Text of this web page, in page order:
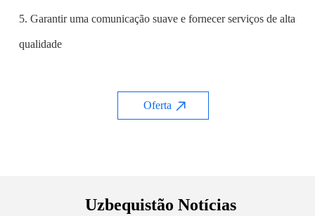
5. Garantir uma comunicação suave e fornecer serviços de alta
qualidade
Oferta
Uzbequistão Notícias